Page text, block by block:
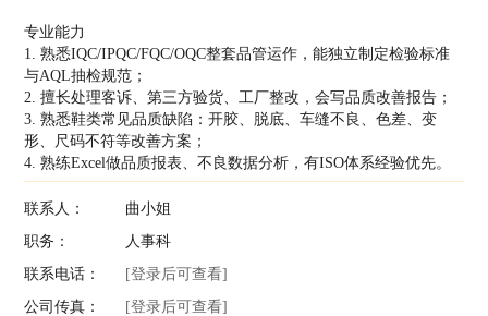
专业能力
1. 熟悉IQC/IPQC/FQC/OQC整套品管运作，能独立制定检验标准
与AQL抽检规范；
2. 擅长处理客诉、第三方验货、工厂整改，会写品质改善报告；
3. 熟悉鞋类常见品质缺陷：开胶、脱底、车缝不良、色差、变
形、尺码不符等改善方案；
4. 熟练Excel做品质报表、不良数据分析，有ISO体系经验优先。
联系人：
曲小姐
职务：
人事科
联系电话：
[登录后可查看]
公司传真：
[登录后可查看]